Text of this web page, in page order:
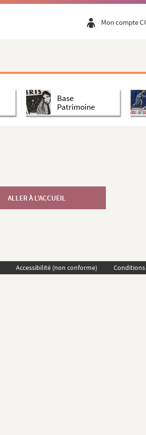
Mon compte
Base
Patrimoine
ALLER À L'ACCUEIL
Accessibilité (non conforme)